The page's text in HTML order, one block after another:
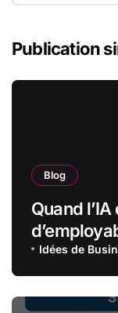
Publication
Blog
Quand
client
Idées de